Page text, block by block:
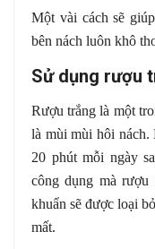
Một vài cách sẽ
bên nách luôn khô
Sử dụng rượu
Rượu trắng là một
là mùi mùi hôi nách.
20 phút mỗi ngày
công dụng mà
khuẩn sẽ được loại
mất.